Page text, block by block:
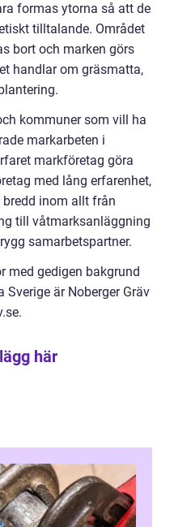
formas ytorna så att de
tilltalande. Området
bort och marken görs
handlar om gräsmatta,
kommuner som vill ha
markarbeten i
markföretag göra
med lång erfarenhet,
inom allt från
till våtmarksanläggning
samarbetspartner.
med gedigen bakgrund
är Noberger Gräv
här